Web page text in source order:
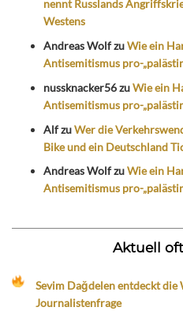
nennt Russlands
Westens
Andreas WolfzuWie ein
Antisemitismus pro-
nussknacker56zuWie ein
Antisemitismus pro-
AlfzuWer die
Bike und ein Deutschland
Andreas WolfzuWie ein
Antisemitismus pro-
Aktuell
Sevim Dağdelen entdeckt
Journalistenfrage